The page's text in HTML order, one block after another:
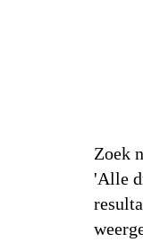
Zoek
'Alle